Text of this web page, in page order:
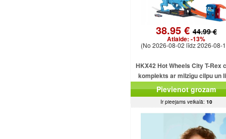
38.95 €44.99 €
Atlaide: -13%
(No 2026-08-02 līdz 2026-08-
HKX42 Hot Wheels City T-Rex
komplekts ar milzīgu cilpu un
dinozauru
Pievienot grozam
Ir pieejams veikalā: 10